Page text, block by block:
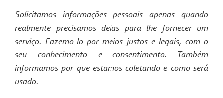
Solicitamos informações pessoais apenas quando
realmente precisamos delas para lhe fornecer um
serviço. Fazemo-lo por meios justos e legais, com o
seu conhecimento e consentimento. Também
informamos por que estamos coletando e como será
usado.